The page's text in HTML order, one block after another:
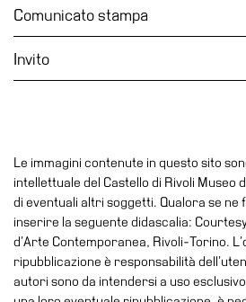
Educazione
News
Dipartimento
Educazione
Ricerca
Famiglie
Scuole
Visite
guidate
Comunicato stampa
Invito
Le immagini contenute in questo sito
intellettuale del Castello di Rivoli Museo
di eventuali altri soggetti. Qualora se ne
inserire la seguente didascalia:
d’Arte Contemporanea, Rivoli-Torino.
ripubblicazione è responsabilità
autori sono da intendersi a uso